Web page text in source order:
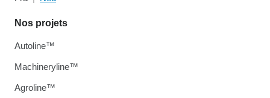
Nos projets
Autoline™
Machineryline™
Agroline™